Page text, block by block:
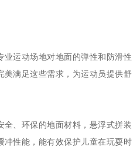
业运动场地对地面的弹性和防滑性
美满足这些需求，为运动员提供舒
全、环保的地面材料，悬浮式拼装
冲性能，能有效保护儿童在玩耍时